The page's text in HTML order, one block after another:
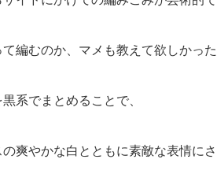
て編むのか、マメも教えて欲しかっ
系でまとめることで、
の爽やかな白とともに素敵な表情に